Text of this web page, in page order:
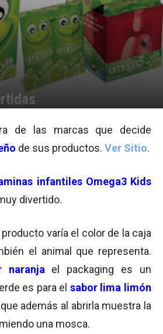
de las marcas que decide
de sus productos. Ver Sitio.
infantiles Omega3 Kids
divertido.
varía el color de la caja
el animal que representa.
naranja el packaging es un
es para el sabor lima limón
que además al abrirla muestra la
una mosca.